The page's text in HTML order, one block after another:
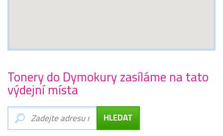
Tonery do Dymokury zasíláme na tato
výdejní místa